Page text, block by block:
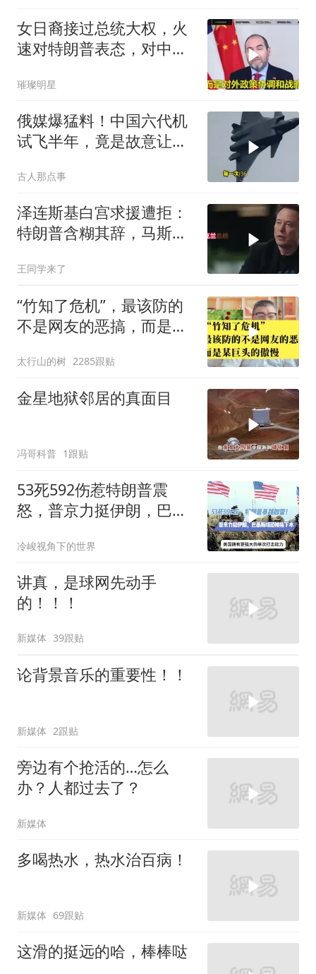
女日裔接过总统大权，火
速对特朗普表态，对中
璀璨明星
俄媒爆猛料！中国六代机
试飞半年，竟是故意让卫
古人那点事
泽连斯基白宫求援遭拒：
特朗普含糊其辞，马斯克
王同学来了
“竹知了危机”，最该防的
不是网友的恶搞，而是某
太行山的树 2285跟贴
金星地狱邻居的真面目
冯哥科普 1跟贴
53死592伤惹特朗普震
怒，普京力挺伊朗，巴恐
冷峻视角下的世界
讲真，是球网先动手
的！！！
新媒体 39跟贴
论背景音乐的重要性！！
新媒体 2跟贴
旁边有个抢活的…怎么
办？人都过去了？
新媒体
多喝热水，热水治百病！
新媒体 69跟贴
这滑的挺远的哈，棒棒哒